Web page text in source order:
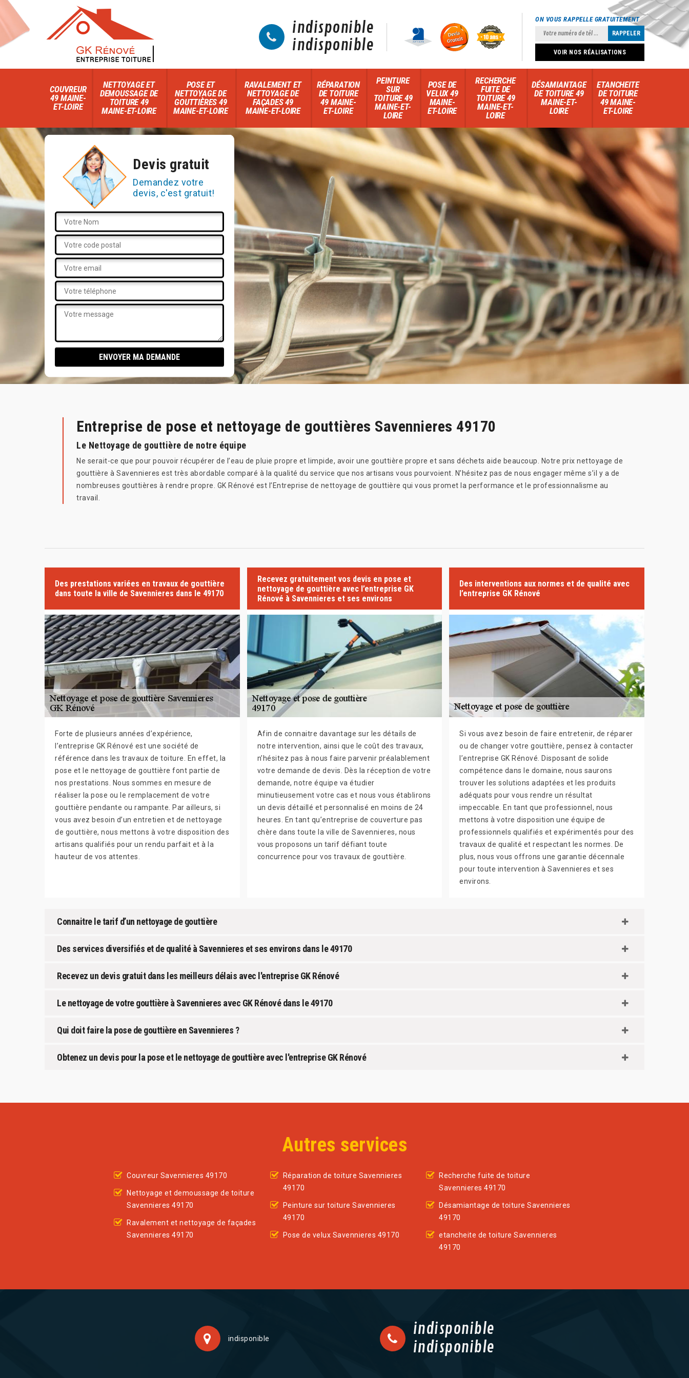
indisponible
indisponible
ON VOUS RAPPELLE GRATUITEMENT
VOIR NOS RÉALISATIONS
COUVREUR
49 MAINE-
ET-LOIRE
NETTOYAGE ET
DEMOUSSAGE DE
TOITURE 49
MAINE-ET-LOIRE
POSE ET
NETTOYAGE DE
GOUTTIÈRES 49
MAINE-ET-LOIRE
RAVALEMENT ET
NETTOYAGE DE
FAÇADES 49
MAINE-ET-LOIRE
RÉPARATION
DE TOITURE
49 MAINE-
ET-LOIRE
PEINTURE
SUR
TOITURE 49
MAINE-ET-
LOIRE
POSE DE
VELUX 49
MAINE-
ET-LOIRE
RECHERCHE
FUITE DE
TOITURE 49
MAINE-ET-
LOIRE
DÉSAMIANTAGE
DE TOITURE 49
MAINE-ET-
LOIRE
ETANCHEITE
DE TOITURE
49 MAINE-
ET-LOIRE
Devis gratuit
Demandez votre
devis, c'est gratuit!
Entreprise de pose et nettoyage de gouttières Savennieres 49170
Le Nettoyage de gouttière de notre équipe
Ne serait-ce que pour pouvoir récupérer de l’eau de pluie propre et limpide, avoir une gouttière propre et sans déchets aide beaucoup. Notre prix nettoyage de
gouttière à Savennieres est très abordable comparé à la qualité du service que nos artisans vous pourvoient. N’hésitez pas de nous engager même s’il y a de
nombreuses gouttières à rendre propre. GK Rénové est l’Entreprise de nettoyage de gouttière qui vous promet la performance et le professionnalisme au
travail.
Des prestations variées en travaux de gouttière
dans toute la ville de Savennieres dans le 49170
Forte de plusieurs années d’expérience,
l’entreprise GK Rénové est une société de
référence dans les travaux de toiture. En effet, la
pose et le nettoyage de gouttière font partie de
nos prestations. Nous sommes en mesure de
réaliser la pose ou le remplacement de votre
gouttière pendante ou rampante. Par ailleurs, si
vous avez besoin d’un entretien et de nettoyage
de gouttière, nous mettons à votre disposition des
artisans qualifiés pour un rendu parfait et à la
hauteur de vos attentes.
Recevez gratuitement vos devis en pose et
nettoyage de gouttière avec l’entreprise GK
Rénové à Savennieres et ses environs
Afin de connaitre davantage sur les détails de
notre intervention, ainsi que le coût des travaux,
n’hésitez pas à nous faire parvenir préalablement
votre demande de devis. Dès la réception de votre
demande, notre équipe va étudier
minutieusement votre cas et nous vous établirons
un devis détaillé et personnalisé en moins de 24
heures. En tant qu’entreprise de couverture pas
chère dans toute la ville de Savennieres, nous
vous proposons un tarif défiant toute
concurrence pour vos travaux de gouttière.
Des interventions aux normes et de qualité avec
l’entreprise GK Rénové
Si vous avez besoin de faire entretenir, de réparer
ou de changer votre gouttière, pensez à contacter
l’entreprise GK Rénové. Disposant de solide
compétence dans le domaine, nous saurons
trouver les solutions adaptées et les produits
adéquats pour vous rendre un résultat
impeccable. En tant que professionnel, nous
mettons à votre disposition une équipe de
professionnels qualifiés et expérimentés pour des
travaux de qualité et respectant les normes. De
plus, nous vous offrons une garantie décennale
pour toute intervention à Savennieres et ses
environs.
Connaitre le tarif d’un nettoyage de gouttière
Des services diversifiés et de qualité à Savennieres et ses environs dans le 49170
Recevez un devis gratuit dans les meilleurs délais avec l'entreprise GK Rénové
Le nettoyage de votre gouttière à Savennieres avec GK Rénové dans le 49170
Qui doit faire la pose de gouttière en Savennieres ?
Obtenez un devis pour la pose et le nettoyage de gouttière avec l'entreprise GK Rénové
Autres services
Couvreur Savennieres 49170
Nettoyage et demoussage de toiture
Savennieres 49170
Ravalement et nettoyage de façades
Savennieres 49170
Réparation de toiture Savennieres
49170
Peinture sur toiture Savennieres
49170
Pose de velux Savennieres 49170
Recherche fuite de toiture
Savennieres 49170
Désamiantage de toiture Savennieres
49170
etancheite de toiture Savennieres
49170
indisponible
indisponible
indisponible